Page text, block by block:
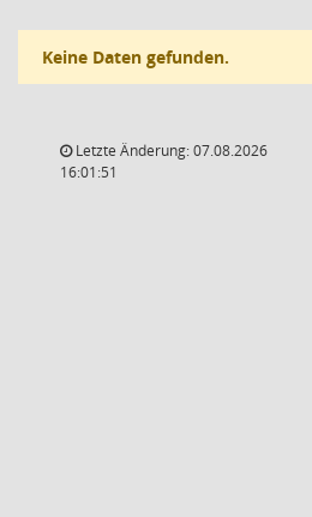
Keine Daten gefunden.
Letzte Änderung: 07.08.2026
16:01:51